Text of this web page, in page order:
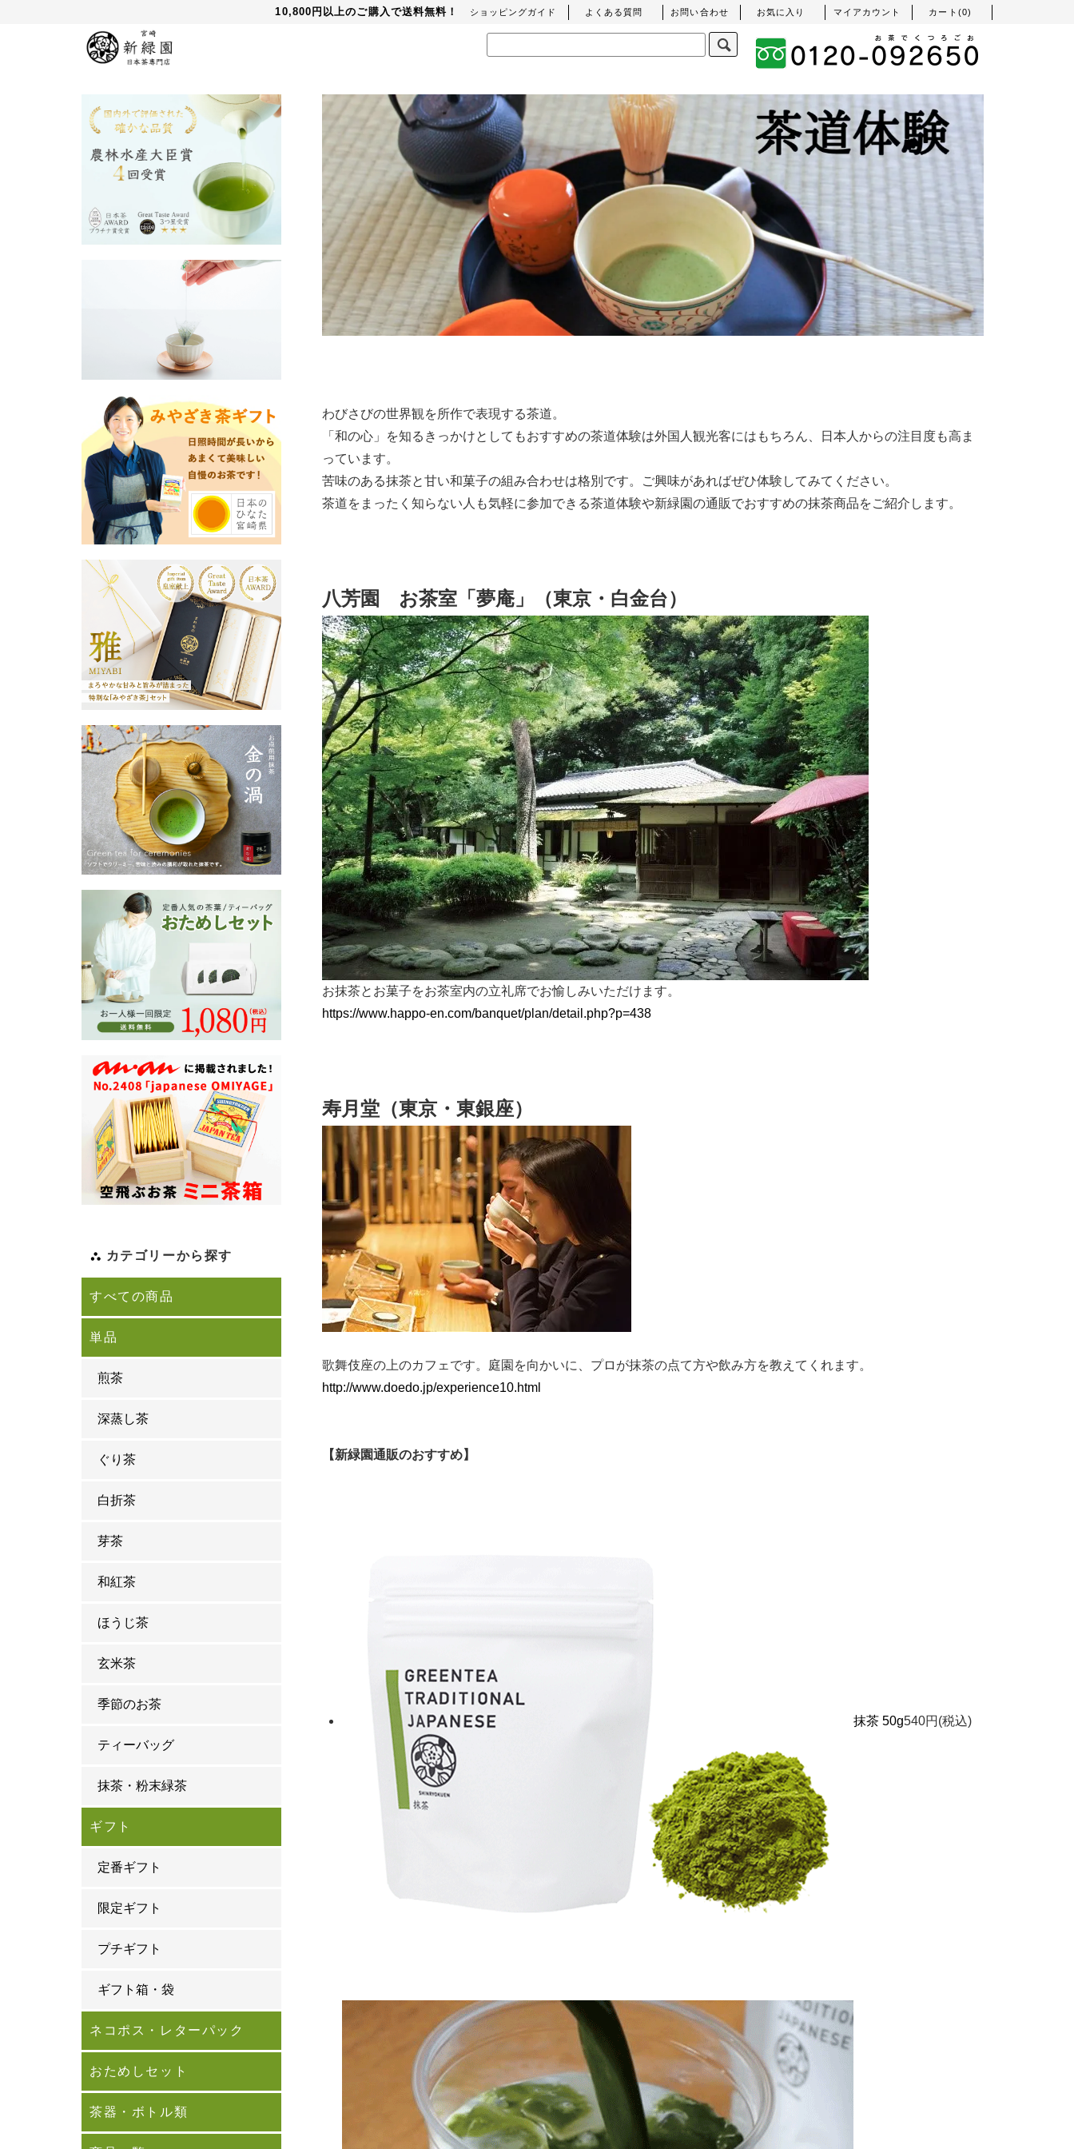
10,800円以上のご購入で送料無料！ ショッピングガイド よくある質問 お問い合わせ お気に入り マイアカウント カート(0)
わびさびの世界観を所作で表現する茶道。
「和の心」を知るきっかけとしてもおすすめの茶道体験は外国人観光客にはもちろん、日本人からの注目度も高ま
っています。
苦味のある抹茶と甘い和菓子の組み合わせは格別です。ご興味があればぜひ体験してみてください。
茶道をまったく知らない人も気軽に参加できる茶道体験や新緑園の通販でおすすめの抹茶商品をご紹介します。
八芳園 お茶室「夢庵」（東京・白金台）
お抹茶とお菓子をお茶室内の立礼席でお愉しみいただけます。
https://www.happo-en.com/banquet/plan/detail.php?p=438
寿月堂（東京・東銀座）
歌舞伎座の上のカフェです。庭園を向かいに、プロが抹茶の点て方や飲み方を教えてくれます。
http://www.doedo.jp/experience10.html
【新緑園通販のおすすめ】
抹茶 50g540円(税込)
カテゴリーから探す
すべての商品
単品
煎茶
深蒸し茶
ぐり茶
白折茶
芽茶
和紅茶
ほうじ茶
玄米茶
季節のお茶
ティーバッグ
抹茶・粉末緑茶
ギフト
定番ギフト
限定ギフト
プチギフト
ギフト箱・袋
ネコポス・レターパック
おためしセット
茶器・ボトル類